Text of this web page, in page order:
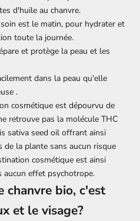
d'huile au chanvre.
est le matin, pour hydrater et
toute la journée.
et protège la peau et les
dans la peau qu'elle
.
cosmétique est dépourvu de
retrouve pas la molécule THC
sativa seed oil offrant ainsi
la plante sans aucun risque
cosmétique est ainsi
aucun effet psychotrope.
chanvre bio, c'est
et le visage?